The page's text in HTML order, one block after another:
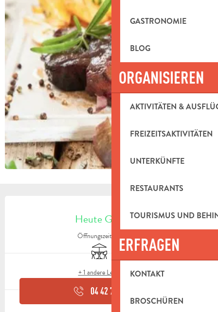
GASTRONOMIE
BLOG
ORGANISIEREN
AKTIVITÄTEN &
FREIZEITSAKTIVITÄTEN
UNTERKÜNFTE
RESTAURANTS
TOURISMUS UND
ERFRAGEN
KONTAKT
BROSCHÜREN
Heute Geöffnet
Öffnungszeiten ansehen
Terrasse Tiere erlaubt
+ 1 andere Leistung(en)
04 42 70 60